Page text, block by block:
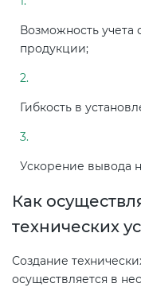
Возможность учета
продукции;
Гибкость в
Ускорение вывода
Как
технических
Создание
осуществляется в